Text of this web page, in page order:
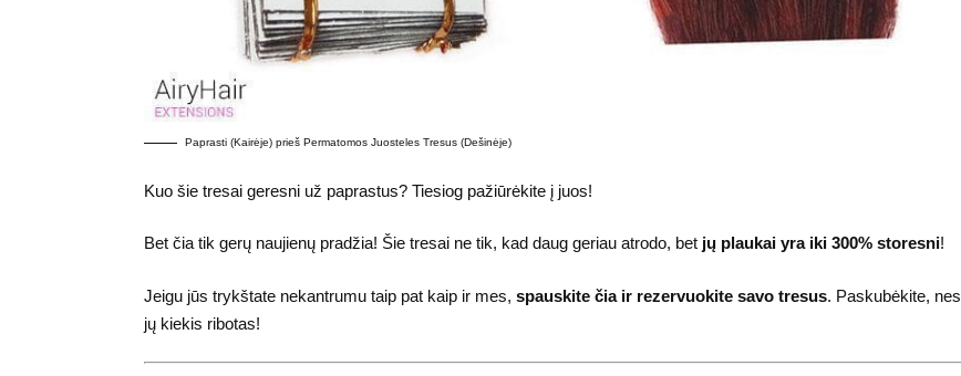
Paprasti (Kairėje) prieš Permatomos Juosteles Tresus (Dešinėje)
Kuo šie tresai geresni už paprastus? Tiesiog pažiūrėkite į juos!
Bet čia tik gerų naujienų pradžia! Šie tresai ne tik, kad daug geriau atrodo, bet jų plaukai yra iki 300% storesni!
Jeigu jūs trykštate nekantrumu taip pat kaip ir mes, spauskite čia ir rezervuokite savo tresus. Paskubėkite, nes
jų kiekis ribotas!